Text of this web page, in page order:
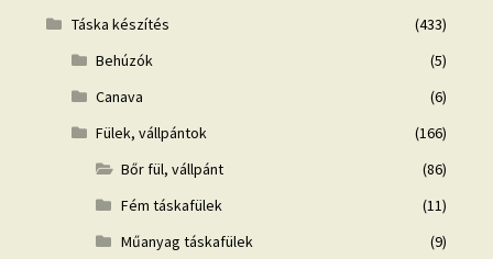
Táska készítés
(433)
Behúzók
(5)
Canava
(6)
Fülek, vállpántok
(166)
Bőr fül, vállpánt
(86)
Fém táskafülek
(11)
Műanyag táskafülek
(9)